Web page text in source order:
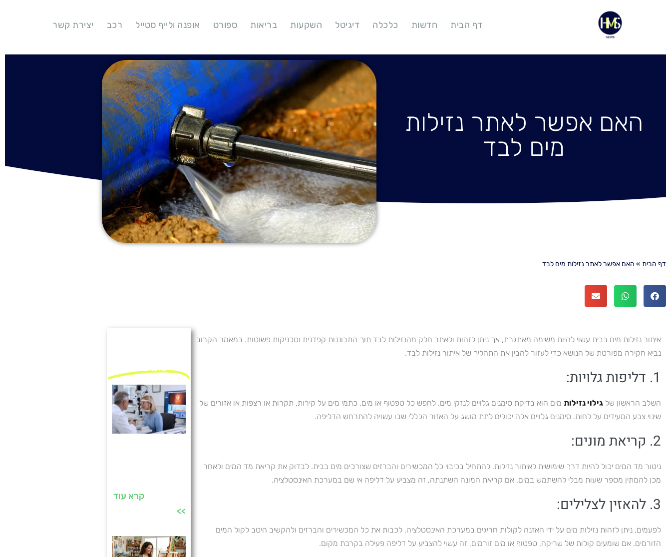
דף הבית חדשות כלכלה דיגיטל השקעות בריאות ספורט אופנה ולייף סטייל רכב יצירת קשר
האם אפשר לאתר נזילות
מים לבד
דף הבית » האם אפשר לאתר נזילות מים לבד
איתור נזילות מים בבית עשוי להיות משימה מאתגרת, אך ניתן לזהות ולאתר חלק מהנזילות לבד תוך התבוננות קפדנית וטכניקות פשוטות. במאמר הקרוב
נביא חקירה מפורטת של הנושא כדי לעזור להבין את התהליך של איתור נזילות לבד.
1. דליפות גלויות:
השלב הראשון של גילוי נזילות מים הוא בדיקת סימנים גלויים לנזקי מים. לחפש כל טפטוף או מים, כתמי מים על קירות, תקרות או רצפות או אזורים של
שינוי צבע המעידים על לחות. סימנים גלויים אלה יכולים לתת מושג על האזור הכללי שבו עשויה להתרחש הדליפה.
2. קריאת מונים:
ניטור מד המים יכול להיות דרך שימושית לאיתור נזילות. להתחיל בכיבוי כל המכשירים והברזים שצורכים מים בבית. לבדוק את קריאת מד המים ולאחר
מכן להמתין מספר שעות מבלי להשתמש במים. אם קריאת המונה השתנתה, זה מצביע על דליפה אי שם במערכת האינסטלציה.
3. להאזין לצלילים:
לפעמים, ניתן לזהות נזילות מים על ידי האזנה לקולות חריגים במערכת האינסטלציה. לכבות את כל המכשירים והברזים ולהקשיב היטב לקול המים
הזורמים. אם שומעים קולות של שריקה, טפטוף או מים זורמים, זה עשוי להצביע על דליפה פעילה בקרבת מקום.
נוספים
קרא עוד
>>